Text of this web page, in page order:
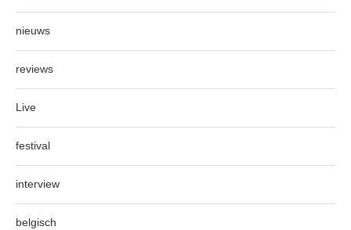
nieuws
reviews
Live
festival
interview
belgisch